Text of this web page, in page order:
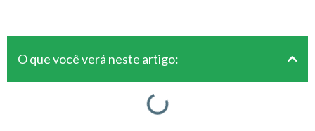
O que você verá neste artigo: